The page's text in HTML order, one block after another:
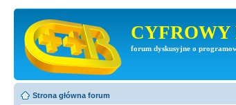
CYFROWY
forum dyskusyjne o
Strona główna forum